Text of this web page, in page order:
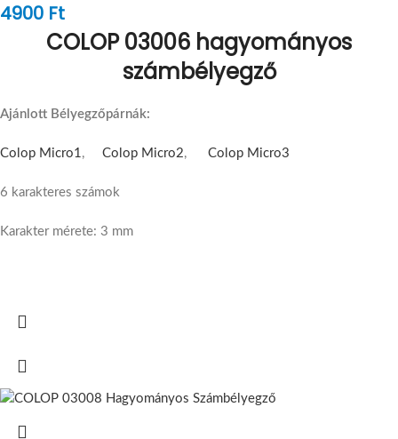
4900 Ft
COLOP 03006 hagyományos
számbélyegző
Ajánlott Bélyegzőpárnák:
Colop Micro1, Colop Micro2, Colop Micro3
6 karakteres számok
Karakter mérete: 3 mm